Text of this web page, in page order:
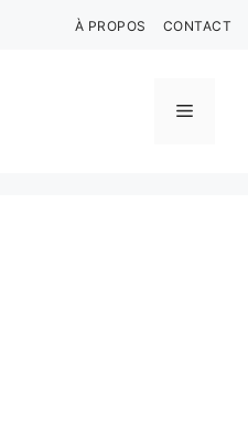
À PROPOS CONTACT
Menu